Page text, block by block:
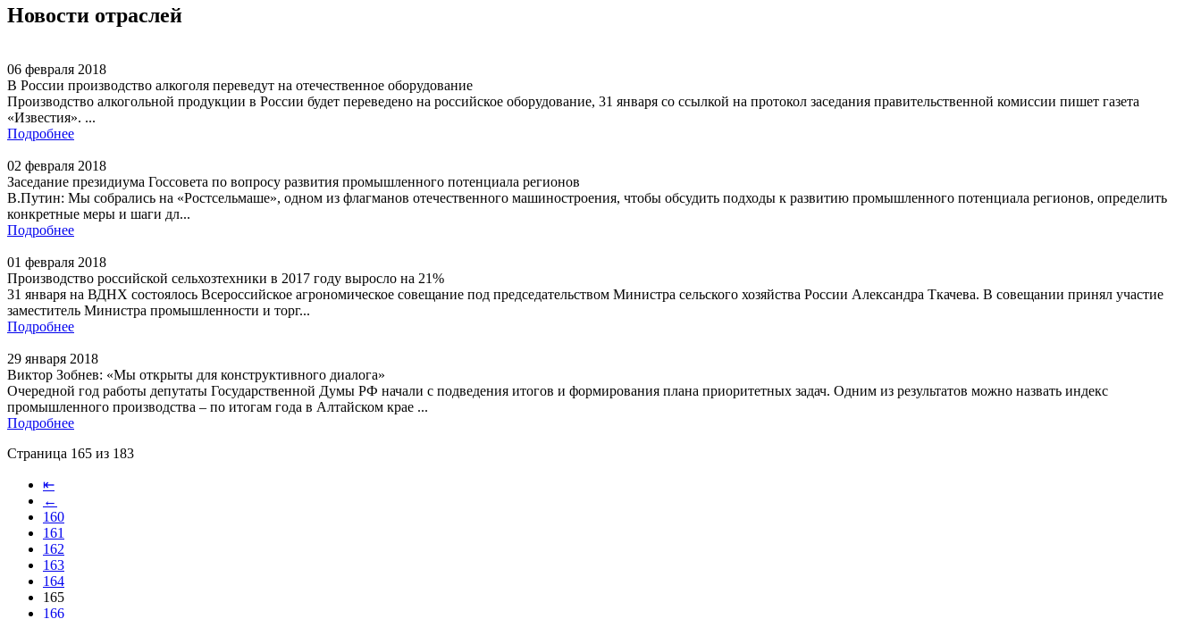
Новости отраслей
06 февраля 2018
В России производство алкоголя переведут на отечественное оборудование
Производство алкогольной продукции в России будет переведено на российское оборудование, 31 января со ссылкой на протокол заседания правительственной комиссии пишет газета
«Известия». ...
Подробнее
02 февраля 2018
Заседание президиума Госсовета по вопросу развития промышленного потенциала регионов
В.Путин: Мы собрались на «Ростсельмаше», одном из флагманов отечественного машиностроения, чтобы обсудить подходы к развитию промышленного потенциала регионов, определить
конкретные меры и шаги дл...
Подробнее
01 февраля 2018
Производство российской сельхозтехники в 2017 году выросло на 21%
31 января на ВДНХ состоялось Всероссийское агрономическое совещание под председательством Министра сельского хозяйства России Александра Ткачева. В совещании принял участие
заместитель Министра промышленности и торг...
Подробнее
29 января 2018
Виктор Зобнев: «Мы открыты для конструктивного диалога»
Очередной год работы депутаты Государственной Думы РФ начали с подведения итогов и формирования плана приоритетных задач. Одним из результатов можно назвать индекс
промышленного производства – по итогам года в Алтайском крае ...
Подробнее
Страница 165 из 183
⇤
←
160
161
162
163
164
165
166